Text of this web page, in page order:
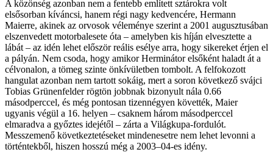
A közönség azonban nem a fentebb említett sztárokra volt
elsősorban kíváncsi, hanem régi nagy kedvencére, Hermann
Maierre, akinek az orvosok véleménye szerint a 2001 augusztusában
elszenvedett motorbalesete óta – amelyben kis híján elvesztette a
lábát – az idén lehet először reális esélye arra, hogy sikereket érjen el
a pályán. Nem csoda, hogy amikor Herminátor elsőként haladt át a
célvonalon, a tömeg szinte önkívületben tombolt. A felfokozott
hangulat azonban nem tartott sokáig, mert a soron következő svájci
Tobias Grünenfelder rögtön jobbnak bizonyult nála 0.66
másodperccel, és még pontosan tizennégyen követték, Maier
ugyanis végül a 16. helyen – csaknem három másodperccel
elmaradva a győztes idejétől – zárta a Világkupa-fordulót.
Messzemenő következtetéseket mindenesetre nem lehet levonni a
történtekből, hiszen hosszú még a 2003–04-es idény.